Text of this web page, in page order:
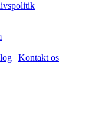
|
| Kontakt os